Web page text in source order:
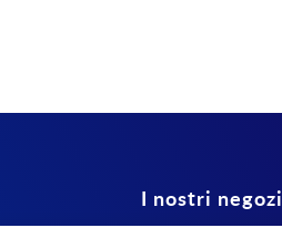
I nostri negozi